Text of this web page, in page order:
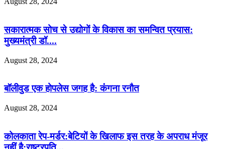
सकारात्मक सोच से उद्योगों के विकास का समन्वित प्रयास:
मुख्यमंत्री डॉ....
August 28, 2024
बॉलीवुड एक होपलेस जगह है: कंंगना रनौत
August 28, 2024
कोलकाता रेप-मर्डर:बेटियों के खिलाफ इस तरह के अपराध मंजूर